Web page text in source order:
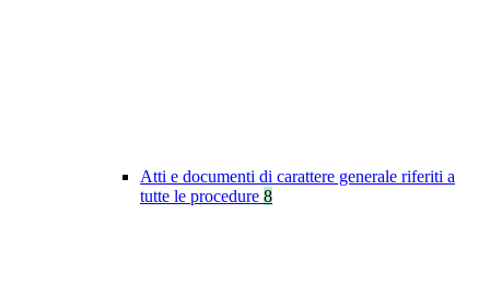
Atti e documenti di carattere generale riferiti a
tutte le procedure 8